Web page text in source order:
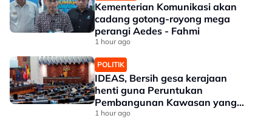
Kementerian Komunikasi akan
cadang gotong-royong mega
perangi Aedes - Fahmi
1 hour ago
POLITIK
IDEAS, Bersih gesa kerajaan
henti guna Peruntukan
Pembangunan Kawasan yang
didakwa sebagai alat politik
1 hour ago